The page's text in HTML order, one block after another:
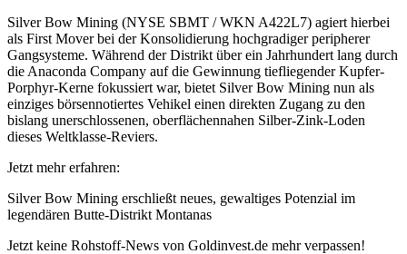
Silver Bow Mining (NYSE SBMT / WKN A422L7) agiert hierbei
als First Mover bei der Konsolidierung hochgradiger peripherer
Gangsysteme. Während der Distrikt über ein Jahrhundert lang durch
die Anaconda Company auf die Gewinnung tiefliegender Kupfer-
Porphyr-Kerne fokussiert war, bietet Silver Bow Mining nun als
einziges börsennotiertes Vehikel einen direkten Zugang zu den
bislang unerschlossenen, oberflächennahen Silber-Zink-Loden
dieses Weltklasse-Reviers.
Jetzt mehr erfahren:
Silver Bow Mining erschließt neues, gewaltiges Potenzial im
legendären Butte-Distrikt Montanas
Jetzt keine Rohstoff-News von Goldinvest.de mehr verpassen!